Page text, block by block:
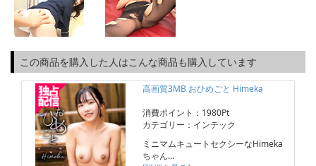
この商品を購入した人はこんな商品も購入しています
高画質3MB おひめごと Himeka
消費ポイント：1980Pt
カテゴリー：インテック
ミニマムキュートセクシーなHimeka
ちゃん…